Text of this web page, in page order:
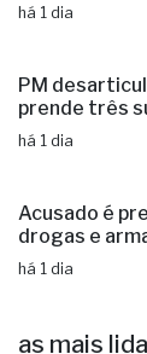
há 1 dia
PM
prende três
há 1 dia
Acusado é
drogas e
há 1 dia
as mais